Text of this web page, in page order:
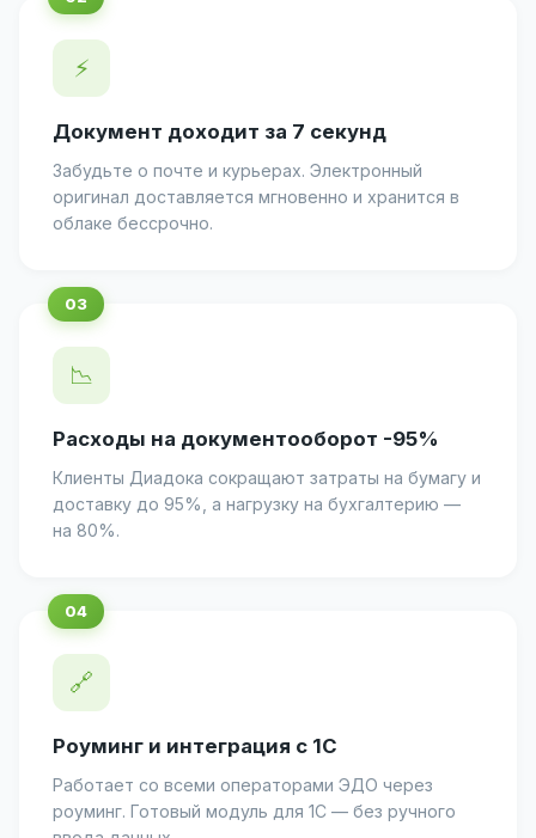
⚡
Документ доходит за 7 секунд
Забудьте о почте и курьерах. Электронный
оригинал доставляется мгновенно и хранится в
облаке бессрочно.
📉
Расходы на документооборот -95%
Клиенты Диадока сокращают затраты на бумагу и
доставку до 95%, а нагрузку на бухгалтерию —
на 80%.
🔗
Роуминг и интеграция с 1С
Работает со всеми операторами ЭДО через
роуминг. Готовый модуль для 1С — без ручного